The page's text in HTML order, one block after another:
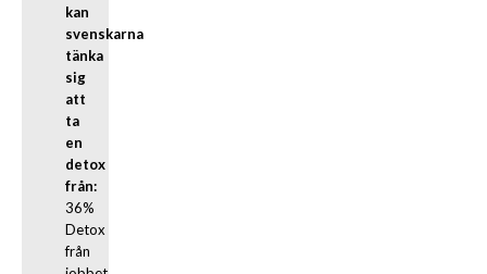
kan
svenskarna
tänka
sig
att
ta
en
detox
från:
36%
Detox
från